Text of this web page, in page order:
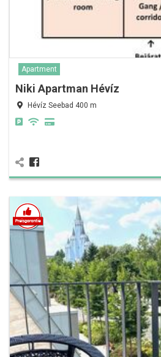
Apartment
Niki Apartman Hévíz
Hévíz Seebad 400 m